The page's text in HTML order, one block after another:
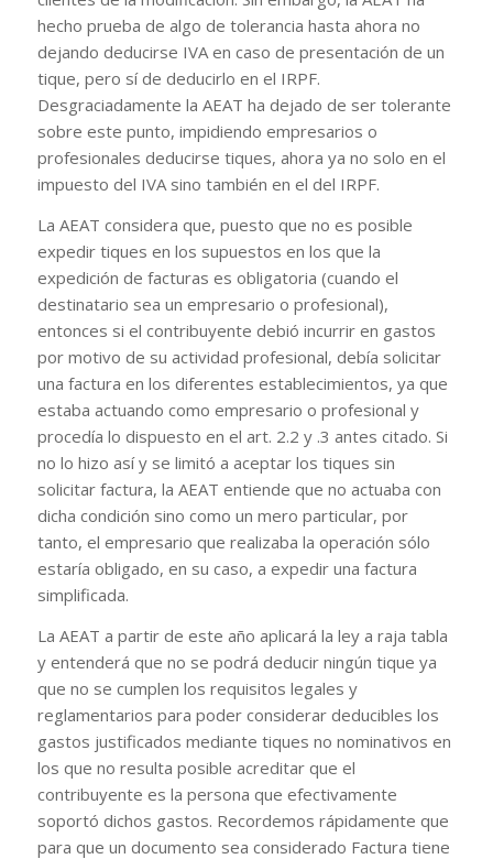
hecho prueba de algo de tolerancia hasta ahora no
dejando deducirse IVA en caso de presentación de un
tique, pero sí de deducirlo en el IRPF.
Desgraciadamente la AEAT ha dejado de ser tolerante
sobre este punto, impidiendo empresarios o
profesionales deducirse tiques, ahora ya no solo en el
impuesto del IVA sino también en el del IRPF.
La AEAT considera que, puesto que no es posible
expedir tiques en los supuestos en los que la
expedición de facturas es obligatoria (cuando el
destinatario sea un empresario o profesional),
entonces si el contribuyente debió incurrir en gastos
por motivo de su actividad profesional, debía solicitar
una factura en los diferentes establecimientos, ya que
estaba actuando como empresario o profesional y
procedía lo dispuesto en el art. 2.2 y .3 antes citado. Si
no lo hizo así y se limitó a aceptar los tiques sin
solicitar factura, la AEAT entiende que no actuaba con
dicha condición sino como un mero particular, por
tanto, el empresario que realizaba la operación sólo
estaría obligado, en su caso, a expedir una factura
simplificada.
La AEAT a partir de este año aplicará la ley a raja tabla
y entenderá que no se podrá deducir ningún tique ya
que no se cumplen los requisitos legales y
reglamentarios para poder considerar deducibles los
gastos justificados mediante tiques no nominativos en
los que no resulta posible acreditar que el
contribuyente es la persona que efectivamente
soportó dichos gastos. Recordemos rápidamente que
para que un documento sea considerado Factura tiene